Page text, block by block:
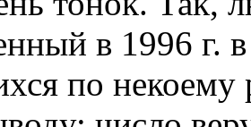
в 1996
по некоему